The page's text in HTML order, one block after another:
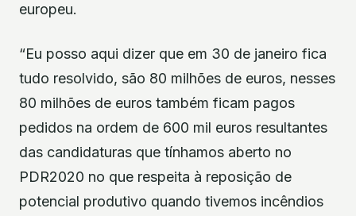
europeu.
“Eu posso aqui dizer que em 30 de janeiro fica
tudo resolvido, são 80 milhões de euros, nesses
80 milhões de euros também ficam pagos
pedidos na ordem de 600 mil euros resultantes
das candidaturas que tínhamos aberto no
PDR2020 no que respeita à reposição de
potencial produtivo quando tivemos incêndios